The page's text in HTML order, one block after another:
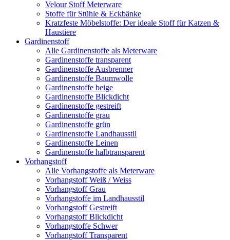
Velour Stoff Meterware
Stoffe für Stühle & Eckbänke
Kratzfeste Möbelstoffe: Der ideale Stoff für Katzen &
Haustiere
Gardinenstoff
Alle Gardinenstoffe als Meterware
Gardinenstoffe transparent
Gardinenstoffe Ausbrenner
Gardinenstoffe Baumwolle
Gardinenstoffe beige
Gardinenstoffe Blickdicht
Gardinenstoffe gestreift
Gardinenstoffe grau
Gardinenstoffe grün
Gardinenstoffe Landhausstil
Gardinenstoffe Leinen
Gardinenstoffe halbtransparent
Vorhangstoff
Alle Vorhangstoffe als Meterware
Vorhangstoff Weiß / Weiss
Vorhangstoff Grau
Vorhangstoffe im Landhausstil
Vorhangstoff Gestreift
Vorhangstoff Blickdicht
Vorhangstoffe Schwer
Vorhangstoff Transparent